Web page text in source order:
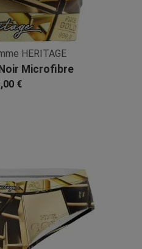
HERITAGE
Noir Microfibre
€